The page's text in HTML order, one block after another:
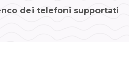
dei telefoni supportati